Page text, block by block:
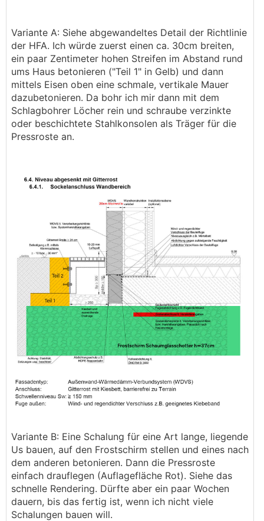
Variante A: Siehe abgewandeltes Detail der Richtlinie
der HFA. Ich würde zuerst einen ca. 30cm breiten,
ein paar Zentimeter hohen Streifen im Abstand rund
ums Haus betonieren ("Teil 1" in Gelb) und dann
mittels Eisen oben eine schmale, vertikale Mauer
dazubetonieren. Da bohr ich mir dann mit dem
Schlagbohrer Löcher rein und schraube verzinkte
oder beschichtete Stahlkonsolen als Träger für die
Pressroste an.
Variante B: Eine Schalung für eine Art lange, liegende
Us bauen, auf den Frostschirm stellen und eines nach
dem anderen betonieren. Dann die Pressroste
einfach drauflegen (Auflagefläche Rot). Siehe das
schnelle Rendering. Dürfte aber ein paar Wochen
dauern, bis das fertig ist, wenn ich nicht viele
Schalungen bauen will.